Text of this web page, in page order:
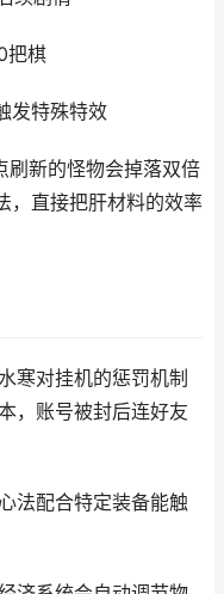
把棋
发特殊特效
刷新的怪物会掉落双倍
，直接把肝材料的效率
寒对挂机的惩罚机制
，账号被封后连好友
法配合特定装备能触